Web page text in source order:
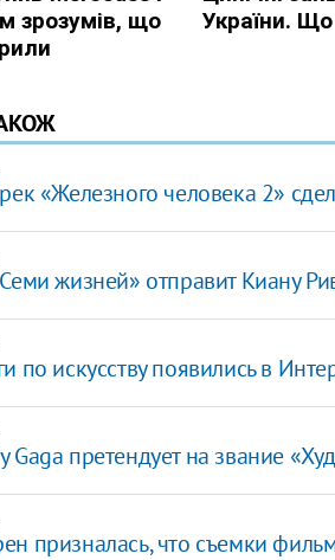
«Железного человека 2»
жизней» отправит Киану
по искусству появились в
Gaga претендует на звание
призналась, что съемки